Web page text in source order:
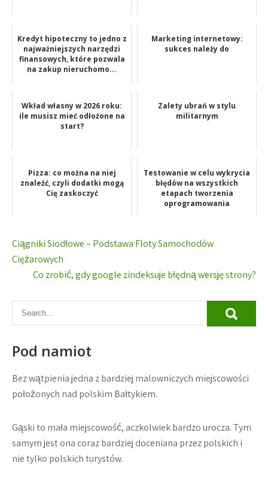
Kredyt hipoteczny to jedno z
najważniejszych narzędzi
finansowych, które pozwala
na zakup nieruchomo...
Marketing internetowy:
sukces należy do
Wkład własny w 2026 roku:
ile musisz mieć odłożone na
start?
Zalety ubrań w stylu
militarnym
Pizza: co można na niej
znaleźć, czyli dodatki mogą
Cię zaskoczyć
Testowanie w celu wykrycia
błędów na wszystkich
etapach tworzenia
oprogramowania
Nawigacja
wpisu
Ciągniki Siodłowe – Podstawa Floty Samochodów
Ciężarowych
Co zrobić, gdy google zindeksuje błędną wersję strony?
Pod namiot
Bez wątpienia jedna z bardziej malowniczych miejscowości
położonych nad polskim Bałtykiem.
Gąski to mała miejscowość, aczkolwiek bardzo urocza. Tym
samym jest ona coraz bardziej doceniana przez polskich i
nie tylko polskich turystów.